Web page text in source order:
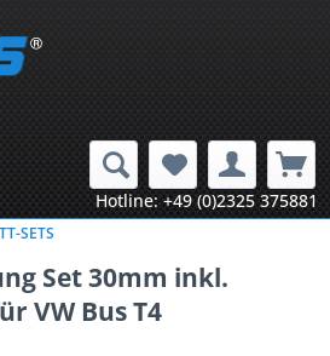
Hotline: +49 (0)2325 375881
SETS
Set 30mm inkl.
VW Bus T4